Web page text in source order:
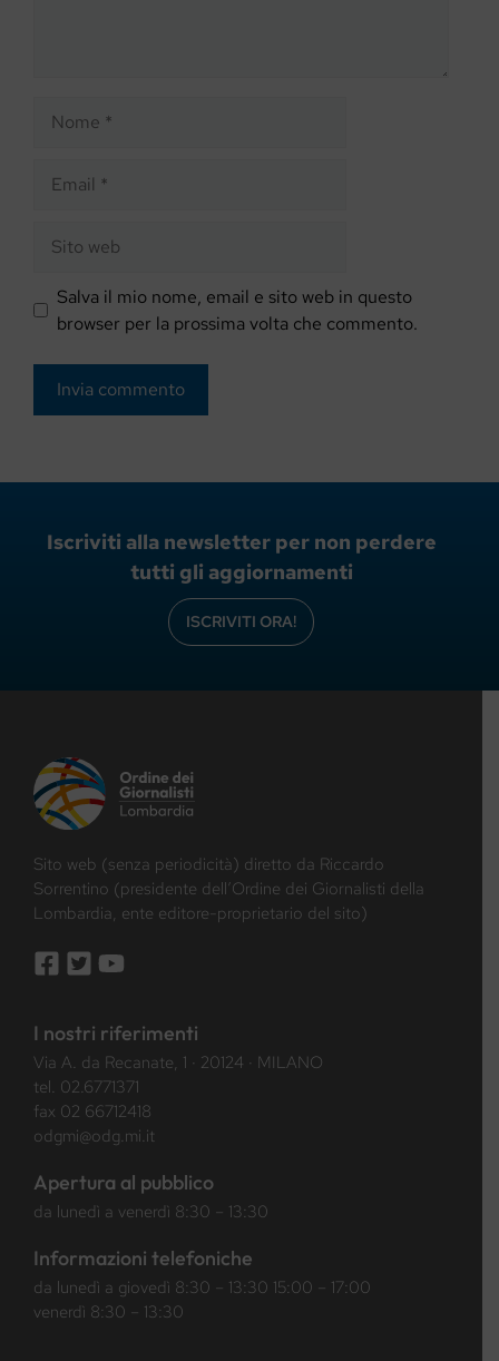
web
Salva il mio nome, email e sito web in questo
browser per la prossima volta che commento.
Iscriviti alla newsletter per non perdere
tutti gli aggiornamenti
ISCRIVITI ORA!
Sito web (senza periodicità) diretto da Riccardo
Sorrentino (presidente dell’Ordine dei Giornalisti della
Lombardia, ente editore-proprietario del sito)
I nostri riferimenti
Via A. da Recanate, 1 · 20124 · MILANO
tel. 02.6771371
fax 02 66712418
odgmi@odg.mi.it
Apertura al pubblico
da lunedì a venerdì 8:30 – 13:30
Informazioni telefoniche
da lunedì a giovedì 8:30 – 13:30 15:00 – 17:00
venerdì 8:30 – 13:30